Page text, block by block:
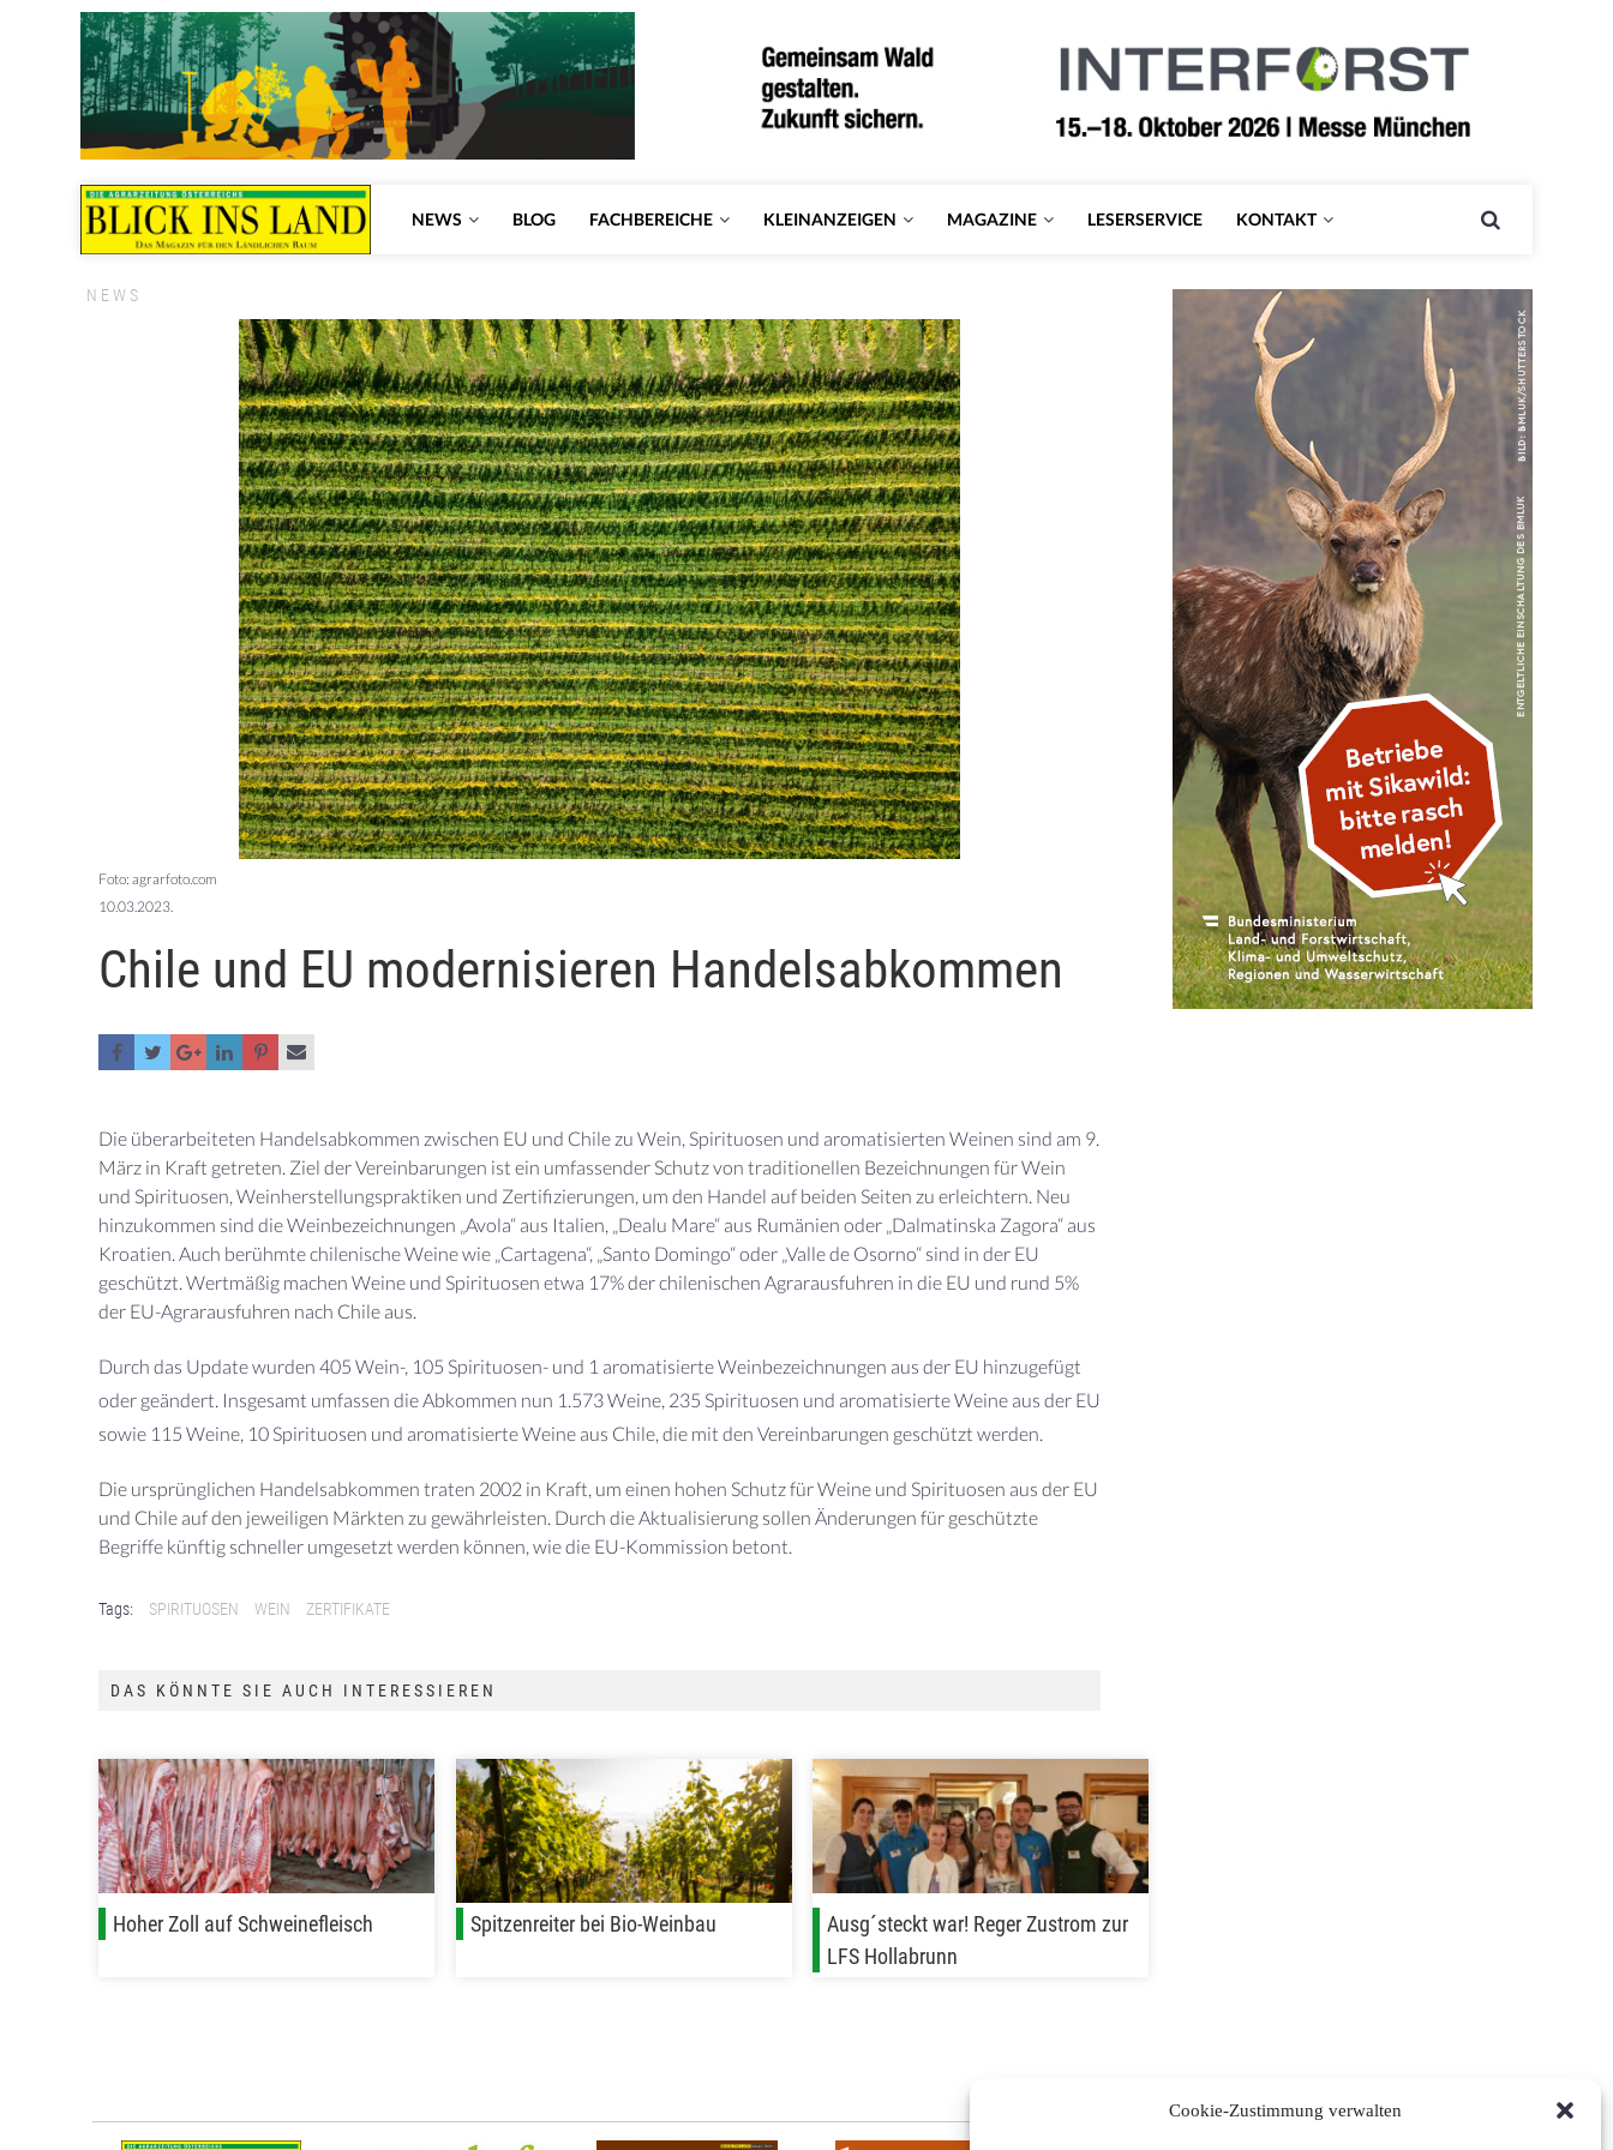
Cookie-Zustimmung verwalten
NEWS BLOG FACHBEREICHE KLEINANZEIGEN MAGAZINE LESERSERVICE KONTAKT
NEWS
Foto: agrarfoto.com
10.03.2023.
Chile und EU modernisieren Handelsabkommen
Die überarbeiteten Handelsabkommen zwischen EU und Chile zu Wein, Spirituosen und aromatisierten Weinen sind am 9.
März in Kraft getreten. Ziel der Vereinbarungen ist ein umfassender Schutz von traditionellen Bezeichnungen für Wein
und Spirituosen, Weinherstellungspraktiken und Zertifizierungen, um den Handel auf beiden Seiten zu erleichtern. Neu
hinzukommen sind die Weinbezeichnungen „Avola“ aus Italien, „Dealu Mare“ aus Rumänien oder „Dalmatinska Zagora“ aus
Kroatien. Auch berühmte chilenische Weine wie „Cartagena“, „Santo Domingo“ oder „Valle de Osorno“ sind in der EU
geschützt. Wertmäßig machen Weine und Spirituosen etwa 17% der chilenischen Agrarausfuhren in die EU und rund 5%
der EU-Agrarausfuhren nach Chile aus.
Durch das Update wurden 405 Wein-, 105 Spirituosen- und 1 aromatisierte Weinbezeichnungen aus der EU hinzugefügt
oder geändert. Insgesamt umfassen die Abkommen nun 1.573 Weine, 235 Spirituosen und aromatisierte Weine aus der EU
sowie 115 Weine, 10 Spirituosen und aromatisierte Weine aus Chile, die mit den Vereinbarungen geschützt werden.
Die ursprünglichen Handelsabkommen traten 2002 in Kraft, um einen hohen Schutz für Weine und Spirituosen aus der EU
und Chile auf den jeweiligen Märkten zu gewährleisten. Durch die Aktualisierung sollen Änderungen für geschützte
Begriffe künftig schneller umgesetzt werden können, wie die EU-Kommission betont.
Tags: SPIRITUOSEN WEIN ZERTIFIKATE
DAS KÖNNTE SIE AUCH INTERESSIEREN
Hoher Zoll auf Schweinefleisch Spitzenreiter bei Bio-Weinbau
Ausg´steckt war! Reger Zustrom zur
LFS Hollabrunn